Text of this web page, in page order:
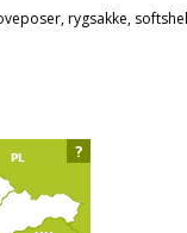
rygsakke,
?